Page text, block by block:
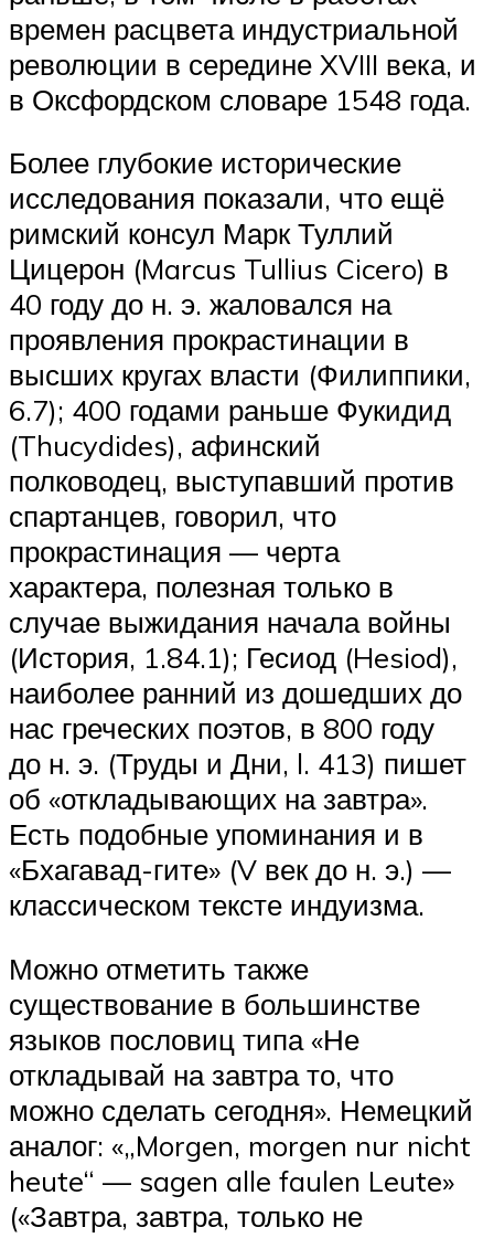
времен расцвета индустриальной
революции в середине XVIII века, и
в Оксфордском словаре 1548 года.
Более глубокие исторические
исследования показали, что ещё
римский консул Марк Туллий
Цицерон (Marcus Tullius Cicero) в
40 году до н. э. жаловался на
проявления прокрастинации в
высших кругах власти (Филиппики,
6.7); 400 годами раньше Фукидид
(Thucydides), афинский
полководец, выступавший против
спартанцев, говорил, что
прокрастинация — черта
характера, полезная только в
случае выжидания начала войны
(История, 1.84.1); Гесиод (Hesiod),
наиболее ранний из дошедших до
нас греческих поэтов, в 800 году
до н. э. (Труды и Дни, l. 413) пишет
об «откладывающих на завтра».
Есть подобные упоминания и в
«Бхагавад-гите» (V век до н. э.) —
классическом тексте индуизма.
Можно отметить также
существование в большинстве
языков пословиц типа «Не
откладывай на завтра то, что
можно сделать сегодня». Немецкий
аналог: «„Morgen, morgen nur nicht
heute“ — sagen alle faulen Leute»
(«Завтра, завтра, только не